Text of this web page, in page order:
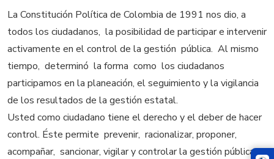
La Constitución Política de Colombia de 1991 nos dio, a
todos los ciudadanos, la posibilidad de participar e intervenir
activamente en el control de la gestión pública. Al mismo
tiempo, determinó la forma como los ciudadanos
participamos en la planeación, el seguimiento y la vigilancia
de los resultados de la gestión estatal.
Usted como ciudadano tiene el derecho y el deber de hacer
control. Éste permite prevenir, racionalizar, proponer,
acompañar, sancionar, vigilar y controlar la gestión pública,